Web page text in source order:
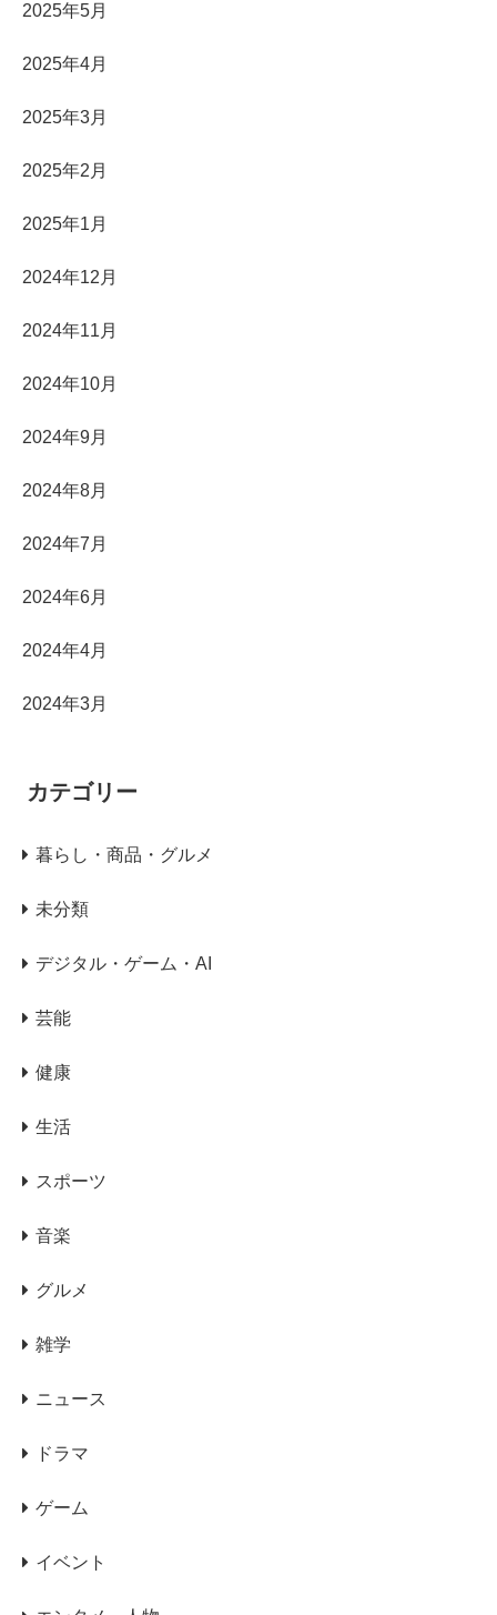
2025年5月
2025年4月
2025年3月
2025年2月
2025年1月
2024年12月
2024年11月
2024年10月
2024年9月
2024年8月
2024年7月
2024年6月
2024年4月
2024年3月
カテゴリー
暮らし・商品・グルメ
未分類
デジタル・ゲーム・AI
芸能
健康
生活
スポーツ
音楽
グルメ
雑学
ニュース
ドラマ
ゲーム
イベント